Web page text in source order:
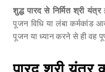
शुद्ध पारद से निर्मित श्री यंत्र
पूजन विधि या लंबा कर्मकांड
पूजन या ध्यान करने से ही वह